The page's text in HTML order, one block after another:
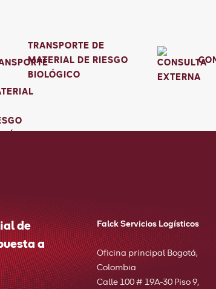
TRANSPORTE DE
MATERIAL DE RIESGO
BIOLÓGICO
de
a
Falck Servicios Logísticos
Oficina principal Bogotá,
Colombia
Calle 100 # 19A-30 Piso 9,